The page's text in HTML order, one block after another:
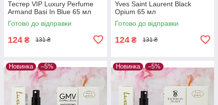
Тестер VIP Luxury Perfume
Armand Basi In Blue 65 мл
Готово до відправки
124 ₴ 131 ₴
Yves Saint Laurent Black
Opium 65 мл
Готово до відправки
124 ₴ 131 ₴
Новинка –5% Новинка –5%